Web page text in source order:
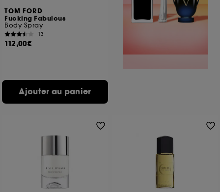
TOM FORD
Fucking Fabulous
Body Spray
13
112,00€
Ajouter au panier